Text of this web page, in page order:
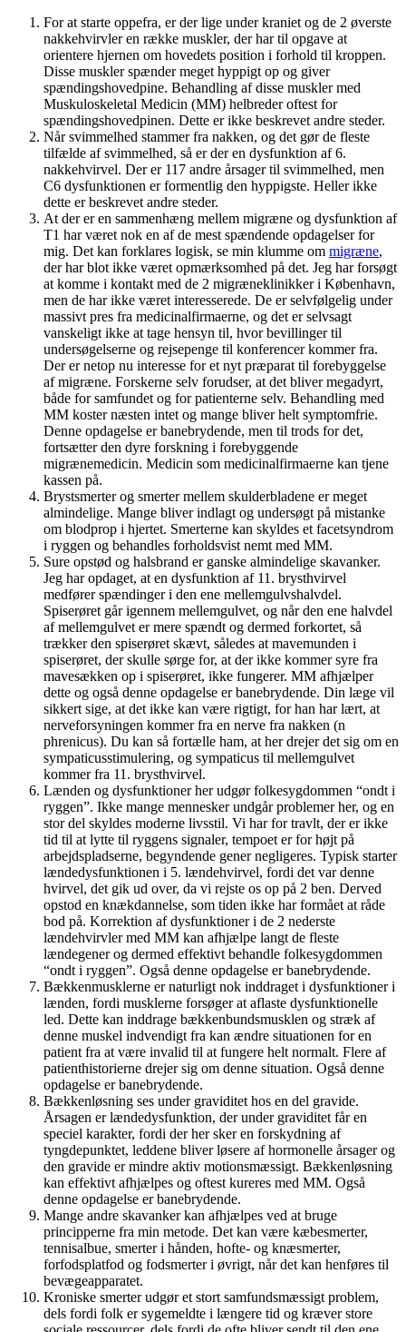
For at starte oppefra, er der lige under kraniet og de 2 øverste
nakkehvirvler en række muskler, der har til opgave at
orientere hjernen om hovedets position i forhold til kroppen.
Disse muskler spænder meget hyppigt op og giver
spændingshovedpine. Behandling af disse muskler med
Muskuloskeletal Medicin (MM) helbreder oftest for
spændingshovedpinen. Dette er ikke beskrevet andre steder.
Når svimmelhed stammer fra nakken, og det gør de fleste
tilfælde af svimmelhed, så er der en dysfunktion af 6.
nakkehvirvel. Der er 117 andre årsager til svimmelhed, men
C6 dysfunktionen er formentlig den hyppigste. Heller ikke
dette er beskrevet andre steder.
At der er en sammenhæng mellem migræne og dysfunktion af
T1 har været nok en af de mest spændende opdagelser for
mig. Det kan forklares logisk, se min klumme om migræne,
der har blot ikke været opmærksomhed på det. Jeg har forsøgt
at komme i kontakt med de 2 migræneklinikker i København,
men de har ikke været interesserede. De er selvfølgelig under
massivt pres fra medicinalfirmaerne, og det er selvsagt
vanskeligt ikke at tage hensyn til, hvor bevillinger til
undersøgelserne og rejsepenge til konferencer kommer fra.
Der er netop nu interesse for et nyt præparat til forebyggelse
af migræne. Forskerne selv forudser, at det bliver megadyrt,
både for samfundet og for patienterne selv. Behandling med
MM koster næsten intet og mange bliver helt symptomfrie.
Denne opdagelse er banebrydende, men til trods for det,
fortsætter den dyre forskning i forebyggende
migrænemedicin. Medicin som medicinalfirmaerne kan tjene
kassen på.
Brystsmerter og smerter mellem skulderbladene er meget
almindelige. Mange bliver indlagt og undersøgt på mistanke
om blodprop i hjertet. Smerterne kan skyldes et facetsyndrom
i ryggen og behandles forholdsvist nemt med MM.
Sure opstød og halsbrand er ganske almindelige skavanker.
Jeg har opdaget, at en dysfunktion af 11. brysthvirvel
medfører spændinger i den ene mellemgulvshalvdel.
Spiserøret går igennem mellemgulvet, og når den ene halvdel
af mellemgulvet er mere spændt og dermed forkortet, så
trækker den spiserøret skævt, således at mavemunden i
spiserøret, der skulle sørge for, at der ikke kommer syre fra
mavesækken op i spiserøret, ikke fungerer. MM afhjælper
dette og også denne opdagelse er banebrydende. Din læge vil
sikkert sige, at det ikke kan være rigtigt, for han har lært, at
nerveforsyningen kommer fra en nerve fra nakken (n
phrenicus). Du kan så fortælle ham, at her drejer det sig om en
sympaticusstimulering, og sympaticus til mellemgulvet
kommer fra 11. brysthvirvel.
Lænden og dysfunktioner her udgør folkesygdommen “ondt i
ryggen”. Ikke mange mennesker undgår problemer her, og en
stor del skyldes moderne livsstil. Vi har for travlt, der er ikke
tid til at lytte til ryggens signaler, tempoet er for højt på
arbejdspladserne, begyndende gener negligeres. Typisk starter
lændedysfunktionen i 5. lændehvirvel, fordi det var denne
hvirvel, det gik ud over, da vi rejste os op på 2 ben. Derved
opstod en knækdannelse, som tiden ikke har formået at råde
bod på. Korrektion af dysfunktioner i de 2 nederste
lændehvirvler med MM kan afhjælpe langt de fleste
lændegener og dermed effektivt behandle folkesygdommen
“ondt i ryggen”. Også denne opdagelse er banebrydende.
Bækkenmusklerne er naturligt nok inddraget i dysfunktioner i
lænden, fordi musklerne forsøger at aflaste dysfunktionelle
led. Dette kan inddrage bækkenbundsmusklen og stræk af
denne muskel indvendigt fra kan ændre situationen for en
patient fra at være invalid til at fungere helt normalt. Flere af
patienthistorierne drejer sig om denne situation. Også denne
opdagelse er banebrydende.
Bækkenløsning ses under graviditet hos en del gravide.
Årsagen er lændedysfunktion, der under graviditet får en
speciel karakter, fordi der her sker en forskydning af
tyngdepunktet, leddene bliver løsere af hormonelle årsager og
den gravide er mindre aktiv motionsmæssigt. Bækkenløsning
kan effektivt afhjælpes og oftest kureres med MM. Også
denne opdagelse er banebrydende.
Mange andre skavanker kan afhjælpes ved at bruge
principperne fra min metode. Det kan være kæbesmerter,
tennisalbue, smerter i hånden, hofte- og knæsmerter,
forfodsplatfod og fodsmerter i øvrigt, når det kan henføres til
bevægeapparatet.
Kroniske smerter udgør et stort samfundsmæssigt problem,
dels fordi folk er sygemeldte i længere tid og kræver store